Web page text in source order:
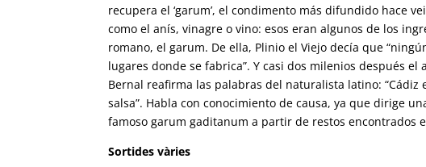
recupera el ‘garum’, el condimento más difundido hace
como el anís, vinagre o vino: esos eran algunos de los
romano, el garum. De ella, Plinio el Viejo decía que
lugares donde se fabrica”. Y casi dos milenios después
Bernal reafirma las palabras del naturalista latino:
salsa”. Habla con conocimiento de causa, ya que dirige
famoso garum gaditanum a partir de restos encontrados
Sortides vàries